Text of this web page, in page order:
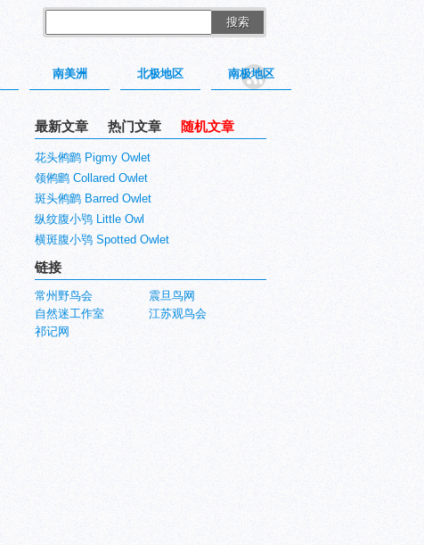
搜索
南美洲 北极地区 南极地区
最新文章 热门文章 随机文章
花头鸺鹠 Pigmy Owlet
领鸺鹠 Collared Owlet
斑头鸺鹠 Barred Owlet
纵纹腹小鸮 Little Owl
横斑腹小鸮 Spotted Owlet
链接
常州野鸟会
震旦鸟网
自然迷工作室
江苏观鸟会
祁记网